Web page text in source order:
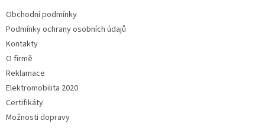
Obchodní podmínky
Podmínky ochrany osobních údajů
Kontakty
O firmě
Reklamace
Elektromobilita 2020
Certifikáty
Možnosti dopravy